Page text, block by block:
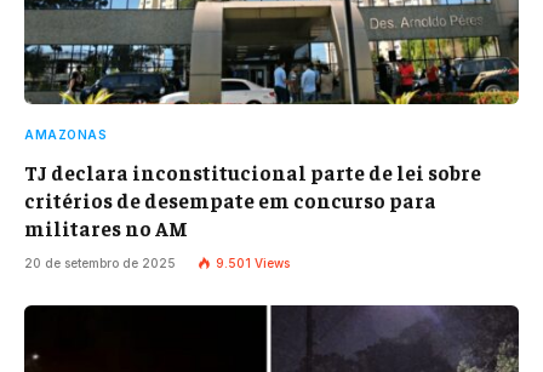
AMAZONAS
TJ declara inconstitucional parte de lei sobre
critérios de desempate em concurso para
militares no AM
20 de setembro de 2025 9.501 Views